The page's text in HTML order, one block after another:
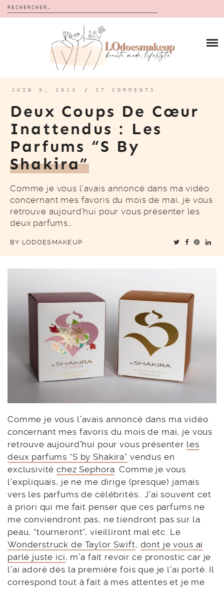
Rechercher :
CALENDRIERS DE L’AVENT
BON PLAN
À PROPOS
CONTACT
JUIN 9, 2013 / 17 COMMENTS
Deux Coups De Cœur
Inattendus : Les
Parfums “S By
Shakira”
Comme je vous l’avais annoncé dans ma vidéo
concernant mes favoris du mois de mai, je vous
retrouve aujourd’hui pour vous présenter les
deux parfums…
BY LODOESMAKEUP
Comme je vous l’avais annoncé dans ma vidéo
concernant mes favoris du mois de mai, je vous
retrouve aujourd’hui pour vous présenter les
deux parfums “S by Shakira” vendus en
exclusivitéchez Sephora. Comme je vous
l’expliquais, je ne me dirige (presque) jamais
vers les parfums de célébrités.. J’ai souvent cet
à priori qui me fait penser que ces parfums ne
me conviendront pas, ne tiendront pas sur la
peau, “tourneront”, vieilliront mal etc. Le
Wonderstruck de Taylor Swift, dont je vous ai
parlé juste ici, m’a fait revoir ce pronostic car je
l’ai adoré dès la première fois que je l’ai porté. Il
correspond tout à fait à mes attentes et je me